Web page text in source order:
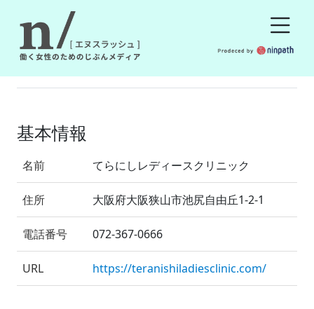
基本情報
名前 てらにしレディースクリニック
住所 大阪府大阪狭山市池尻自由丘1-2-1
電話番号 072-367-0666
URL https://teranishiladiesclinic.com/